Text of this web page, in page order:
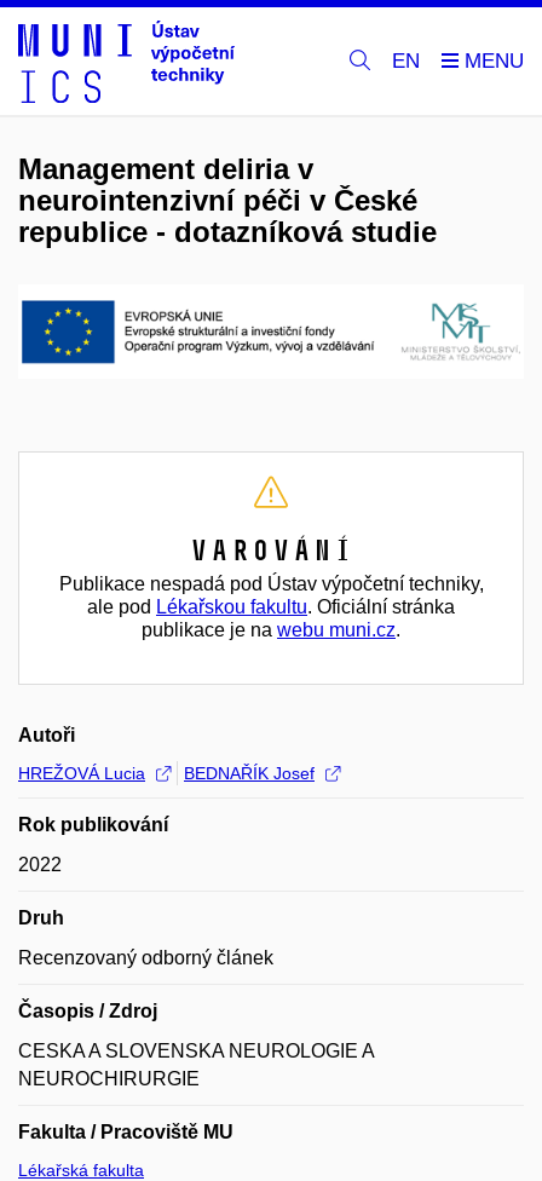
EN
Management deliria v
neurointenzivní péči v České
republice - dotazníková studie
Varování
Publikace nespadá pod Ústav výpočetní techniky,
ale pod Lékařskou fakultu. Oficiální stránka
publikace je na webu muni.cz.
Autoři
HREŽOVÁ Lucia BEDNAŘÍK Josef
Rok publikování
2022
Druh
Recenzovaný odborný článek
Časopis / Zdroj
CESKA A SLOVENSKA NEUROLOGIE A
NEUROCHIRURGIE
Fakulta / Pracoviště MU
Lékařská fakulta